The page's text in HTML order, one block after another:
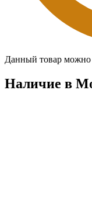
Данный товар можно
Наличие в